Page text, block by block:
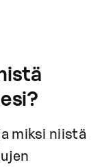
miksi niistä